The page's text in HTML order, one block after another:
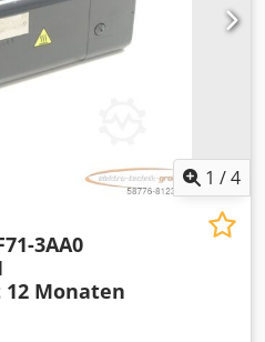
1 /4
3AA0
Monaten